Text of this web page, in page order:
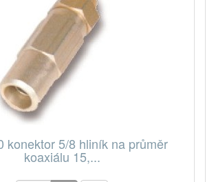
konektor 5/8 hliník na průměr
koaxiálu 15,...